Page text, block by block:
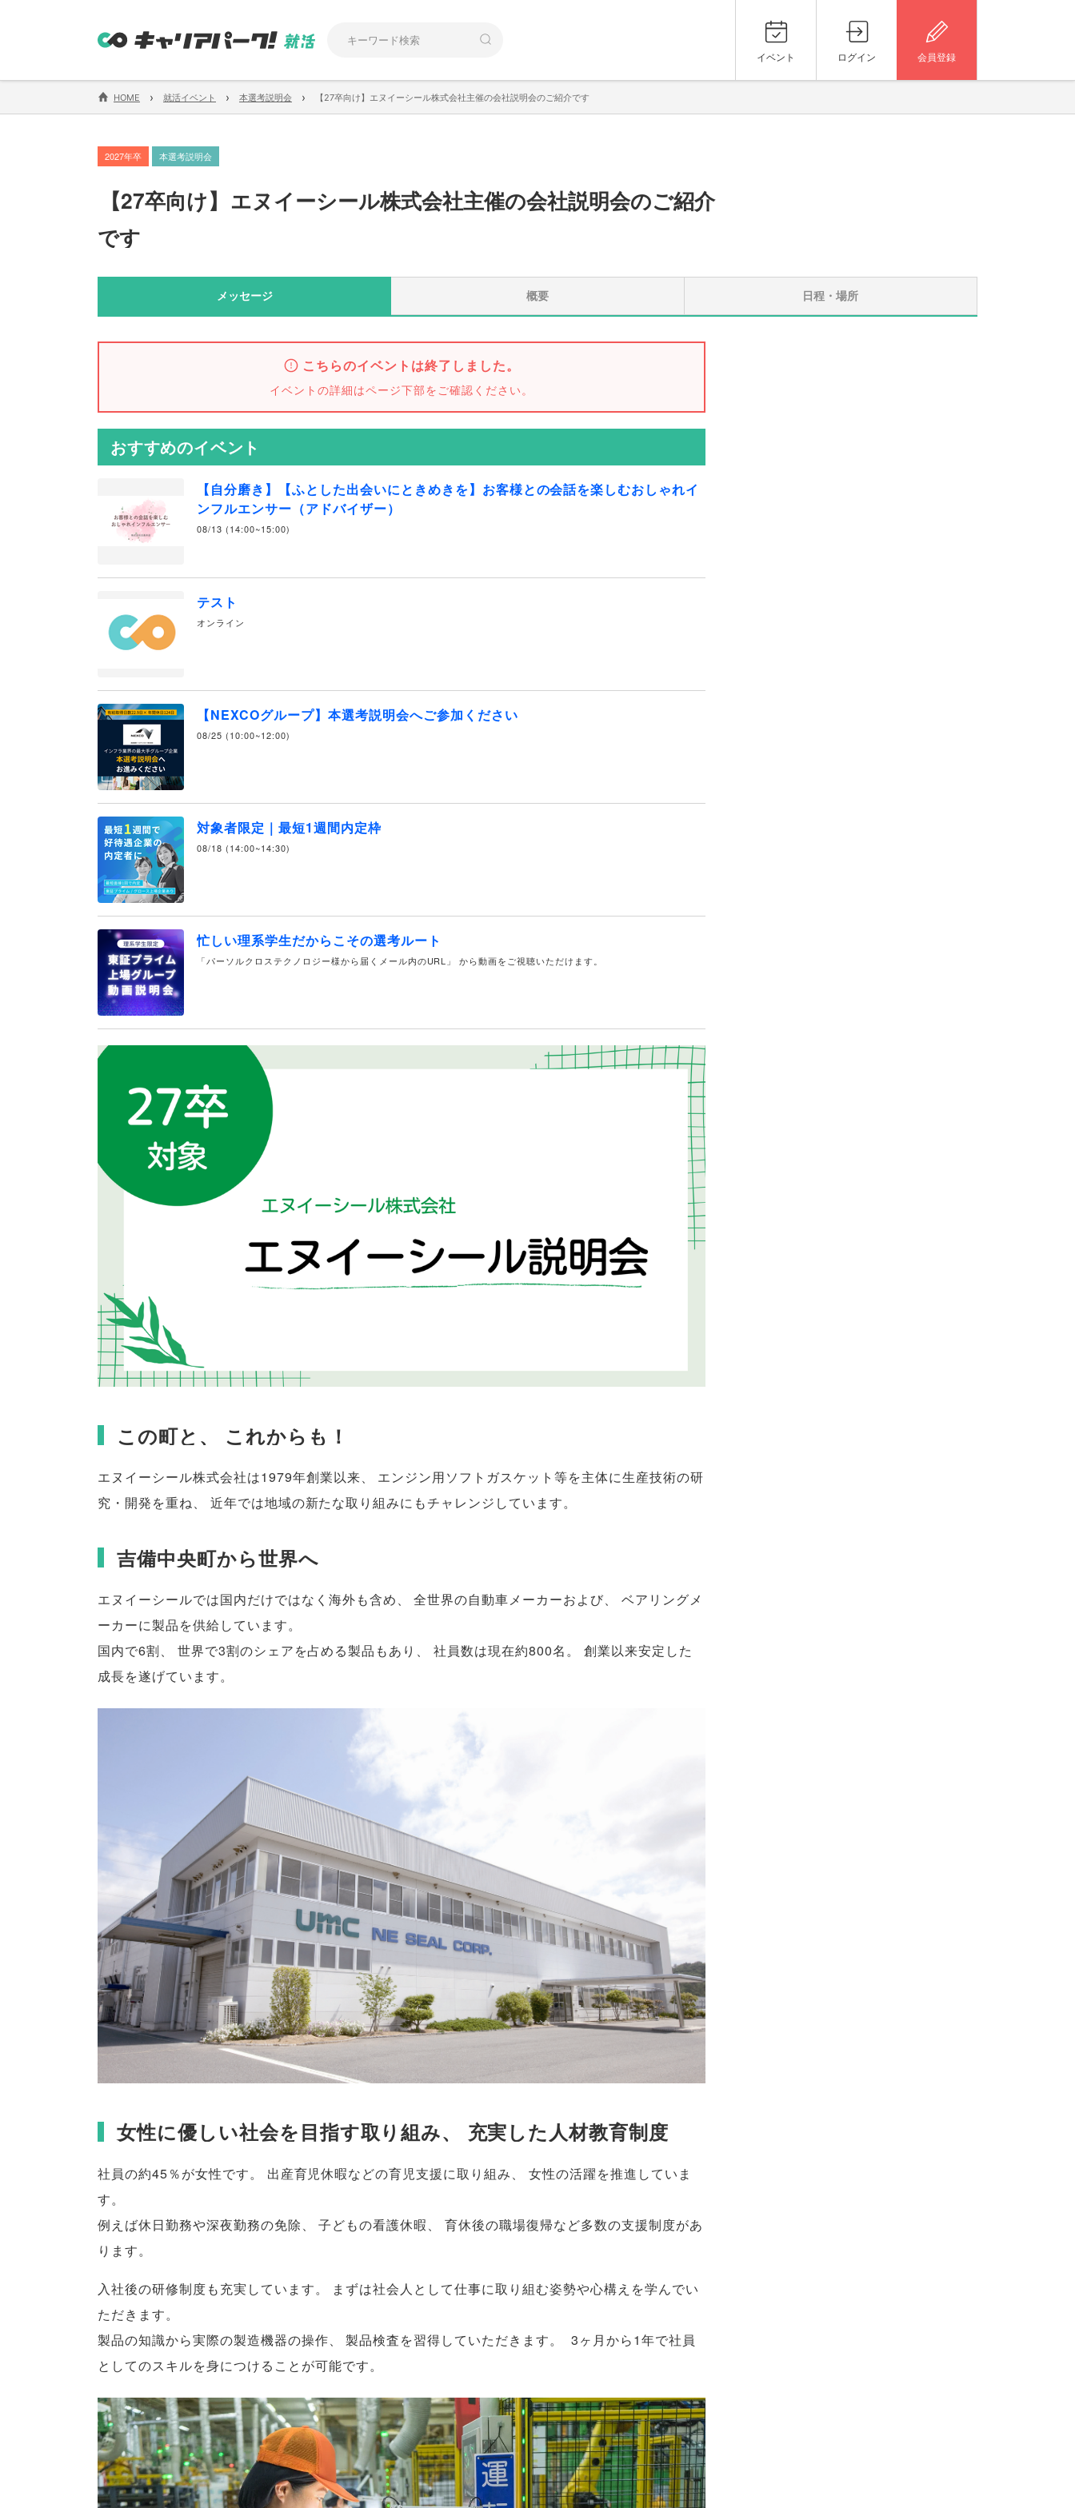
イベント ログイン 会員登録
HOME › 就活イベント › 本選考説明会 › 【27卒向け】エヌイーシール株式会社主催の会社説明会のご紹介です
2027年卒 本選考説明会
【27卒向け】 エヌイーシール株式会社主催の会社説明会のご紹介
です
メッセージ 概要 日程・場所
こちらのイベントは終了しました。
イベントの詳細はページ下部をご確認ください。
おすすめのイベント
【自分磨き】【ふとした出会いにときめきを】お客様との会話を楽しむおしゃれイ
ンフルエンサー（アドバイザー）
08/13 (14:00~15:00)
テスト
オンライン
【NEXCOグループ】本選考説明会へご参加ください
08/25 (10:00~12:00)
対象者限定｜最短1週間内定枠
08/18 (14:00~14:30)
忙しい理系学生だからこその選考ルート
「パーソルクロステクノロジー様から届くメール内のURL」 から動画をご視聴いただけます。
この町と 、 これからも！
エヌイーシール株式会社は1979年創業以来、
エンジン用ソフトガスケット等を主体に生産技術の研
究・開発を重ね、 近年では地域の新たな取り組みにもチャレンジしています。
吉備中央町から世界へ
エヌイーシールでは国内だけではなく海外も含め、 全世界の自動車メーカーおよび、
ベアリングメ
ーカーに製品を供給しています。
国内で6割、 世界で3割のシェアを占める製品もあり 、 社員数は現在約800名。
創業以来安定した
成長を遂げています。
女性に優しい社会を目指す取り組み、 充実した人材教育制度
社員の約45％が女性です。 出産育児休暇などの育児支援に取り組み、
女性の活躍を推進していま
す。
例えば休日勤務や深夜勤務の免除、 子どもの看護休暇、
育休後の職場復帰など多数の支援制度があ
ります。
入社後の研修制度も充実しています。
まずは社会人として仕事に取り組む姿勢や心構えを学んでい
ただきます。
製品の知識から実際の製造機器の操作、 製品検査を習得していただきます。
3ヶ月から1年で社員
としてのスキルを身につけることが可能です。